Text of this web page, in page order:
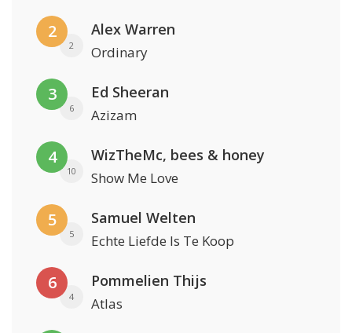
2
2
Alex Warren
Ordinary
3
6
Ed Sheeran
Azizam
4
10
WizTheMc, bees & honey
Show Me Love
5
5
Samuel Welten
Echte Liefde Is Te Koop
6
4
Pommelien Thijs
Atlas